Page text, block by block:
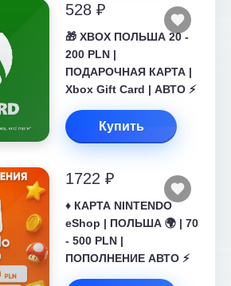
528 ₽
🎁 XBOX ПОЛЬША 20 -
200 PLN |
ПОДАРОЧНАЯ КАРТА |
Xbox Gift Card | АВТО ⚡
Купить
1722 ₽
♦️ КАРТА NINTENDO
eShop | ПОЛЬША 🌍 | 70
- 500 PLN |
ПОПОЛНЕНИЕ АВТО ⚡